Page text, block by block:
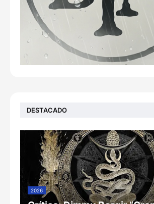
DESTACADO
2026